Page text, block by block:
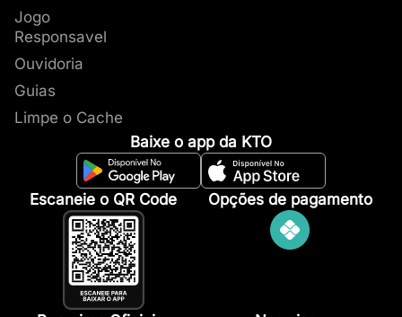
Jogo
Responsavel
Ouvidoria
Guias
Limpe o Cache
Baixe o app da KTO
Escaneie o QR Code Opções de pagamento